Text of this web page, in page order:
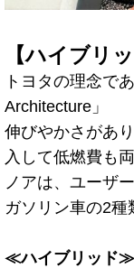
【ハイブリ
トヨタの理念で
Architecture」
伸びやかさがあ
入して低燃費も両
ノアは、ユーザ
ガソリン車の2種
≪ハイブリッド≫